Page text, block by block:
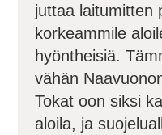
juttaa laitumitten
korkeammile
hyöntheisiä.
vähän
Tokat oon siksi
aloila, ja